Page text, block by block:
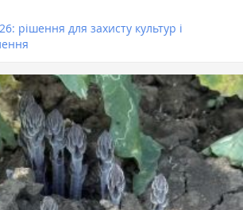
рішення для захисту культур і